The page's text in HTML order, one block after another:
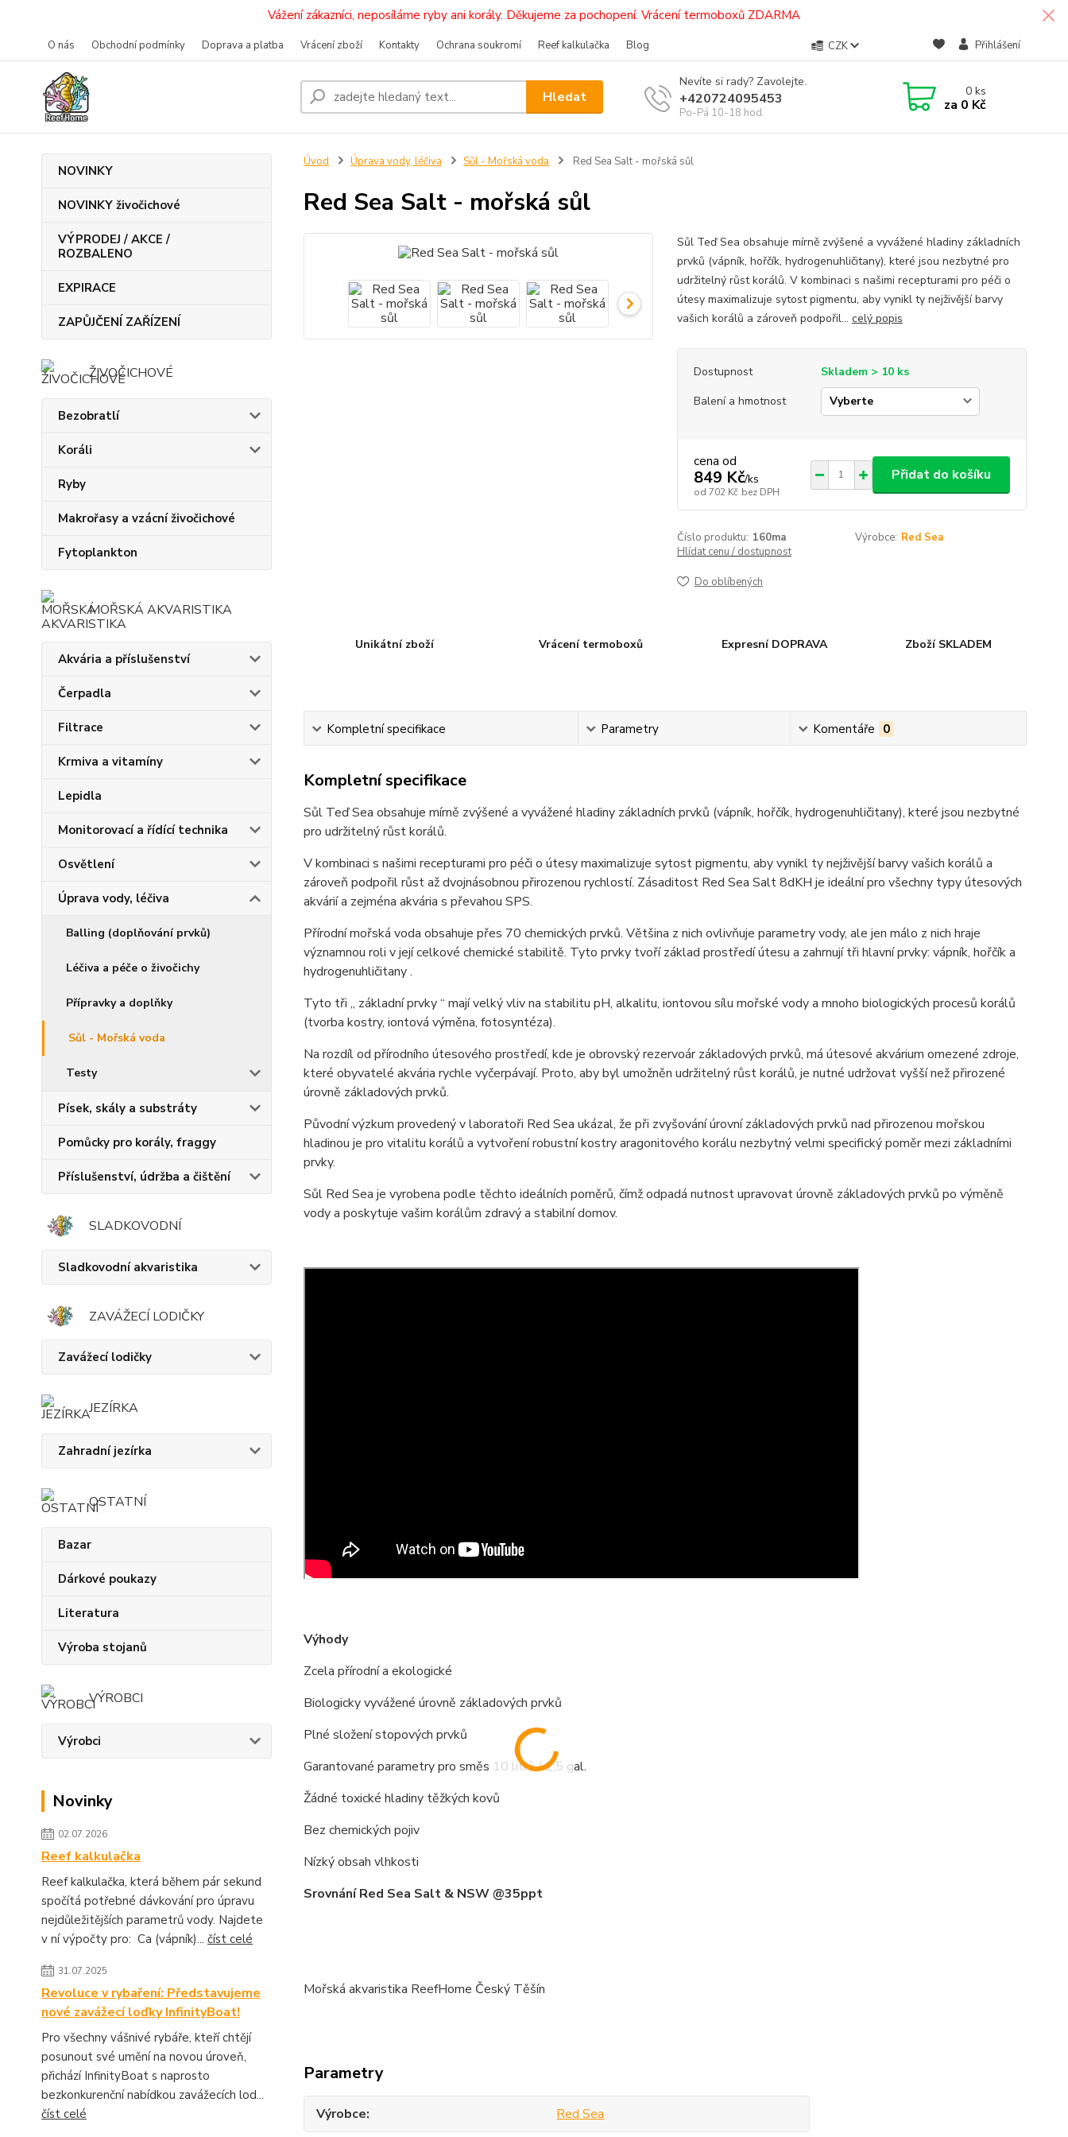
Vážení zákazníci, neposíláme ryby ani korály. Děkujeme za pochopení. Vrácení termoboxů ZDARMA
O nás Obchodní podmínky Doprava a platba Vrácení zboží Kontakty Ochrana soukromí Reef kalkulačka Blog CZK Přihlášení
Hledat
Nevíte si rady? Zavolejte.
+420724095453
Po-Pá 10-18 hod.
0ks
za 0 Kč
NOVINKY
NOVINKY živočichové
VÝPRODEJ / AKCE /
ROZBALENO
EXPIRACE
ZAPŮJČENÍ ZAŘÍZENÍ
ŽIVOČICHOVÉ
Bezobratlí
Koráli
Ryby
Makrořasy a vzácní živočichové
Fytoplankton
MOŘSKÁ AKVARISTIKA
Akvária a příslušenství
Čerpadla
Filtrace
Krmiva a vitamíny
Lepidla
Monitorovací a řídící technika
Osvětlení
Úprava vody, léčiva
Balling (doplňování prvků)
Léčiva a péče o živočichy
Přípravky a doplňky
Sůl - Mořská voda
Testy
Písek, skály a substráty
Pomůcky pro korály, fraggy
Příslušenství, údržba a čištění
SLADKOVODNÍ
Sladkovodní akvaristika
ZAVÁŽECÍ LODIČKY
Zavážecí lodičky
JEZÍRKA
Zahradní jezírka
OSTATNÍ
Bazar
Dárkové poukazy
Literatura
Výroba stojanů
VÝROBCI
Výrobci
Novinky
02.07.2026
Reef kalkulačka
Reef kalkulačka, která během pár sekund
spočítá potřebné dávkování pro úpravu
nejdůležitějších parametrů vody. Najdete
v ní výpočty pro: Ca (vápník)... číst celé
31.07.2025
Revoluce v rybaření: Představujeme
nové zavážecí loďky InfinityBoat!
Pro všechny vášnivé rybáře, kteří chtějí
posunout své umění na novou úroveň,
přichází InfinityBoat s naprosto
bezkonkurenční nabídkou zavážecích lod...
číst celé
Úvod Úprava vody, léčiva Sůl - Mořská voda Red Sea Salt - mořská sůl
Red Sea Salt - mořská sůl
Sůl Teď Sea obsahuje mírně zvýšené a vyvážené hladiny základních
prvků (vápník, hořčík, hydrogenuhličitany), které jsou nezbytné pro
udržitelný růst korálů. V kombinaci s našimi recepturami pro péči o
útesy maximalizuje sytost pigmentu, aby vynikl ty nejživější barvy
vašich korálů a zároveň podpořil... celý popis
Dostupnost
Skladem > 10 ks
Balení a hmotnost
cena od
849 Kč/ks
od 702 Kč bez DPH
Přidat do košíku
Číslo produktu: 160ma Výrobce: Red Sea
Hlídat cenu / dostupnost
Do oblíbených
Unikátní zboží Vrácení termoboxů Expresní DOPRAVA Zboží SKLADEM
Kompletní specifikace Parametry Komentáře 0
Kompletní specifikace
Sůl Teď Sea obsahuje mírně zvýšené a vyvážené hladiny základních prvků (vápník, hořčík, hydrogenuhličitany), které jsou nezbytné
pro udržitelný růst korálů.
V kombinaci s našimi recepturami pro péči o útesy maximalizuje sytost pigmentu, aby vynikl ty nejživější barvy vašich korálů a
zároveň podpořil růst až dvojnásobnou přirozenou rychlostí. Zásaditost Red Sea Salt 8dKH je ideální pro všechny typy útesových
akvárií a zejména akvária s převahou SPS.
Přírodní mořská voda obsahuje přes 70 chemických prvků. Většina z nich ovlivňuje parametry vody, ale jen málo z nich hraje
významnou roli v její celkové chemické stabilitě. Tyto prvky tvoří základ prostředí útesu a zahrnují tři hlavní prvky: vápník, hořčík a
hydrogenuhličitany .
Tyto tři „ základní prvky “ mají velký vliv na stabilitu pH, alkalitu, iontovou sílu mořské vody a mnoho biologických procesů korálů
(tvorba kostry, iontová výměna, fotosyntéza).
Na rozdíl od přírodního útesového prostředí, kde je obrovský rezervoár základových prvků, má útesové akvárium omezené zdroje,
které obyvatelé akvária rychle vyčerpávají. Proto, aby byl umožněn udržitelný růst korálů, je nutné udržovat vyšší než přirozené
úrovně základových prvků.
Původní výzkum provedený v laboratoři Red Sea ukázal, že při zvyšování úrovní základových prvků nad přirozenou mořskou
hladinou je pro vitalitu korálů a vytvoření robustní kostry aragonitového korálu nezbytný velmi specifický poměr mezi základními
prvky.
Sůl Red Sea je vyrobena podle těchto ideálních poměrů, čímž odpadá nutnost upravovat úrovně základových prvků po výměně
vody a poskytuje vašim korálům zdravý a stabilní domov.
Výhody
Zcela přírodní a ekologické
Biologicky vyvážené úrovně základových prvků
Plné složení stopových prvků
Garantované parametry pro směs 10 litrů / 2,5 gal.
Žádné toxické hladiny těžkých kovů
Bez chemických pojiv
Nízký obsah vlhkosti
Srovnání Red Sea Salt & NSW @35ppt
Mořská akvaristika ReefHome Český Těšín
Parametry
Výrobce Red Sea